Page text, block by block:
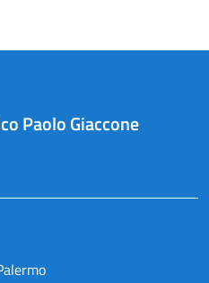
Paolo Giaccone